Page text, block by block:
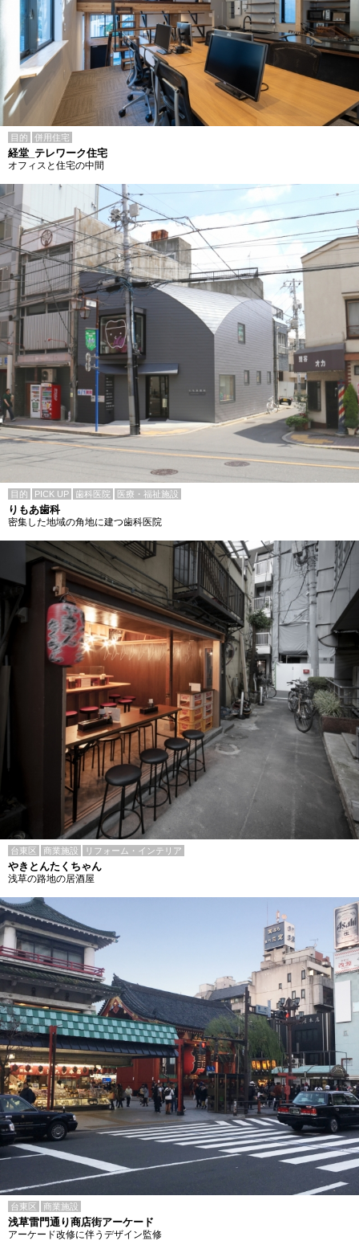
目的 併用住宅
経堂_テレワーク住宅
オフィスと住宅の中間
目的 PICK UP 歯科医院 医療・福祉施設
りもあ歯科
密集した地域の角地に建つ歯科医院
台東区 商業施設 リフォーム・インテリア
やきとんたくちゃん
浅草の路地の居酒屋
台東区 商業施設
浅草雷門通り商店街アーケード
アーケード改修に伴うデザイン監修